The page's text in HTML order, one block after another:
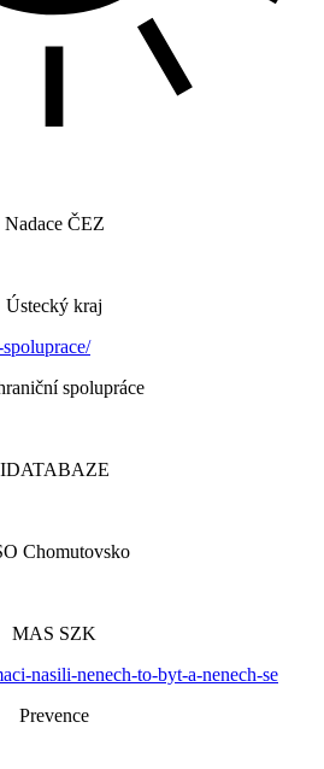
Nadace ČEZ
Ústecký kraj
spolupráce
IDATABAZE
Chomutovsko
MAS SZK
nasili-nenech-to-byt-a-nenech-se
Prevence